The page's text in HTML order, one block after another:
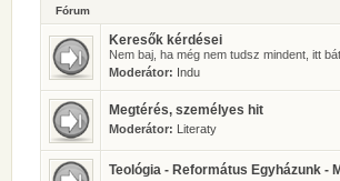
Fórum
Keresők kérdései
Nem baj, ha még nem tudsz mindent, itt
Moderátor: Indu
Megtérés, személyes hit
Moderátor: Literaty
Teológia - Református Egyházunk -